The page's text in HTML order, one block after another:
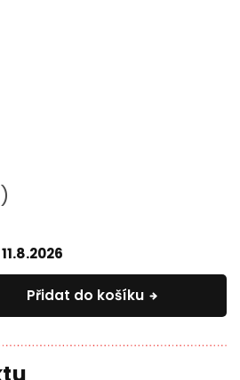
)
11.8.2026
Přidat do košíku